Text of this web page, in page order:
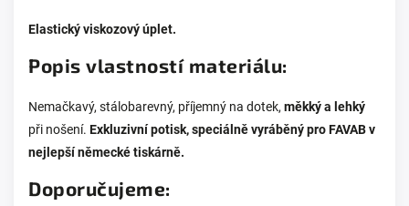
Elastický viskozový úplet.
Popis vlastností materiálu:
Nemačkavý, stálobarevný, příjemný na dotek, měkký a lehký
při nošení. Exkluzivní potisk, speciálně vyráběný pro FAVAB v
nejlepší německé tiskárně.
Doporučujeme: